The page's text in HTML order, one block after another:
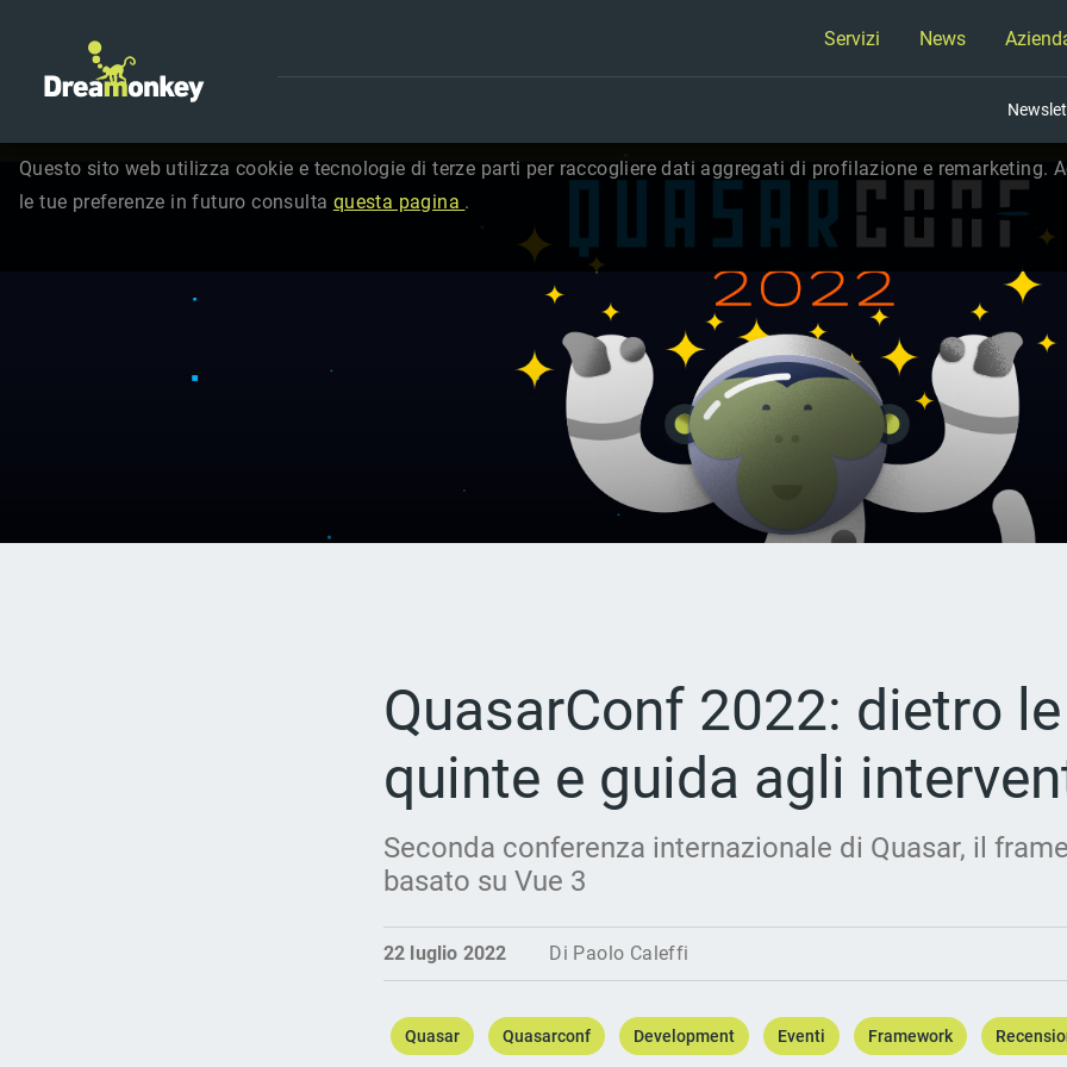
Servizi News
Questo sito web utilizza cookie e tecnologie di terze parti per raccogliere dati aggregati di profilazione e remarketing.
le tue preferenze in futuro consulta questa pagina .
QuasarConf 2022: dietro le
quinte e guida agli
Seconda conferenza internazionale di Quasar, il
basato su Vue 3
22 luglio 2022 Di Paolo Caleffi
Quasar Quasarconf Development Eventi Framework